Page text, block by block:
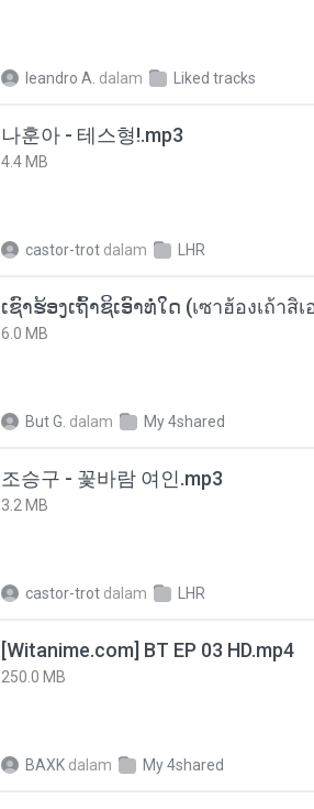
leandro A. dalam Liked tracks
나훈아 - 테스형!.mp3
4.4 MB
castor-trot dalam LHR
6.0 MB
But G. dalam My 4shared
조승구 - 꽃바람 여인.mp3
3.2 MB
castor-trot dalam LHR
[Witanime.com] BT EP 03 HD.mp4
250.0 MB
BAXK dalam My 4shared